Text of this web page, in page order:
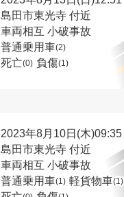
島田市東光寺 付近
車両相互 小破事故
普通乗用車(2)
死亡(0) 負傷(1)
2023年8月10日(木)09:35
島田市東光寺 付近
車両相互 小破事故
普通乗用車(1) 軽貨物車(1)